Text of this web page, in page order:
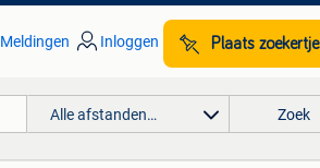
Meldingen Inloggen Plaats zoekertje
Alle afstanden… Zoek